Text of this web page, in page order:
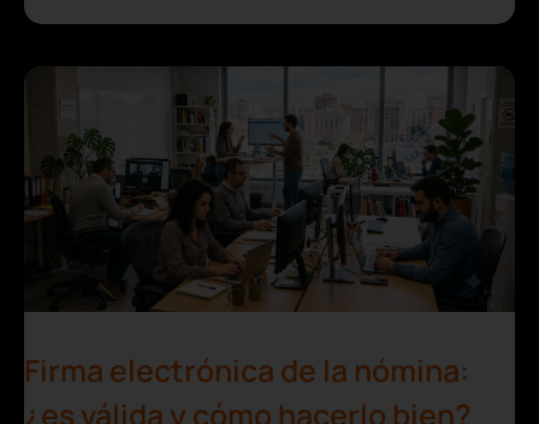
Firma electrónica de la nómina:
¿es válida y cómo hacerlo bien?